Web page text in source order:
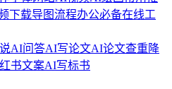
下载导图流程办公必备在线工
AI问答AI写论文AI论文查重降
书文案AI写标书